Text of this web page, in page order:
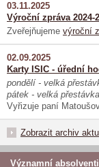
03.11.2025
Výroční zpráva 2024-
Zveřejňujeme výroční
02.09.2025
Karty ISIC - úřední
pondělí - velká
pátek - velká přestávka
Vyřizuje paní
Zobrazit archiv
Významní absolventi